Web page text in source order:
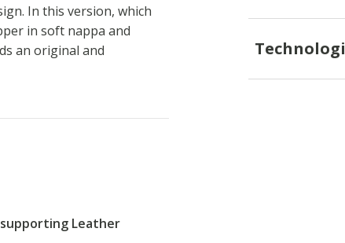
In this version, which
in soft nappa and
an original and
Leather